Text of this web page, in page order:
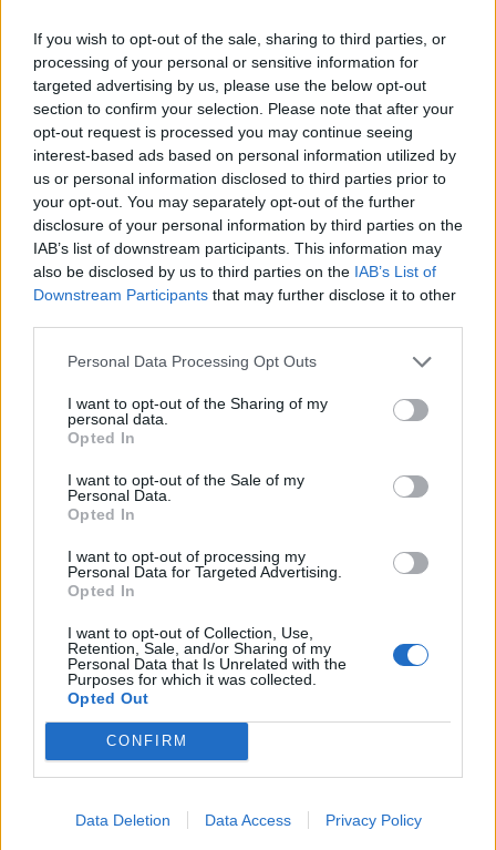
If you wish to opt-out of the sale, sharing to third parties, or
processing of your personal or sensitive information for
targeted advertising by us, please use the below opt-out
section to confirm your selection. Please note that after your
opt-out request is processed you may continue seeing
interest-based ads based on personal information utilized by
us or personal information disclosed to third parties prior to
your opt-out. You may separately opt-out of the further
disclosure of your personal information by third parties on the
IAB’s list of downstream participants. This information may
also be disclosed by us to third parties on the IAB’s List of
Downstream Participants that may further disclose it to other
Personal Data Processing Opt Outs
I want to opt-out of the Sharing of my
personal data.
Opted In
I want to opt-out of the Sale of my
Personal Data.
Opted In
I want to opt-out of processing my
Personal Data for Targeted Advertising.
Opted In
I want to opt-out of Collection, Use,
Retention, Sale, and/or Sharing of my
Personal Data that Is Unrelated with the
Purposes for which it was collected.
Opted Out
CONFIRM
Data Deletion Data Access Privacy Policy
16:06
Έβρος: Πυρκαγιά στη Γιαννούλη Σουφλίου -
Κινητοποιήθηκαν εναέρια μέσα
15:57
Ζελένσκι: Περισσότεροι από 50.000 Βορειοκορεάτες
στρατιώτες θα αναπτυχθούν στη Ρωσία
15:35
«Τα λουλούδια μιλούν» του Βασίλη Ξημέρη
κινδυνεύεις με πρόστιμο;
Σκέρτσος: Από τον Δεκέμβριο του 2018 έως τον
αυξήθηκαν από 106,4 δισ. ευρώ σε 148,7 δισ. ευρώ
Η Ελληνική Ολυμπιακή Επιτροπή ξεκινά τον καθαρισμό
των μαρμάρων του Παναθηναϊκού Σταδίου
POS και ταμειακές: βαριά πρόστιμα για όσους δε
συμμορφώνονται
14:39
To Moonlight Serenade στο καφέ του Αρχαιολογικού
Μουσείου Χανίων